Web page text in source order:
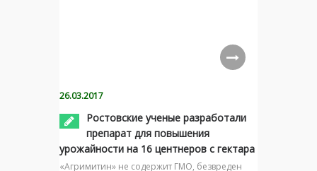
26.03.2017
Ростовские ученые разработали
препарат для повышения
урожайности на 16 центнеров с гектара
«Агримитин» не содержит ГМО, безвреден